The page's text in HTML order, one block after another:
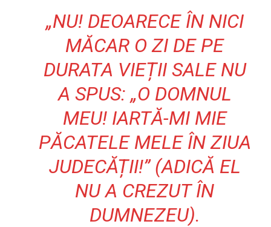
„NU! DEOARECE ÎN NICI
MĂCAR O ZI DE PE
DURATA VIEȚII SALE NU
A SPUS: „O DOMNUL
MEU! IARTĂ-MI MIE
PĂCATELE MELE ÎN ZIUA
JUDECĂȚII!” (ADICĂ EL
NU A CREZUT ÎN
DUMNEZEU).